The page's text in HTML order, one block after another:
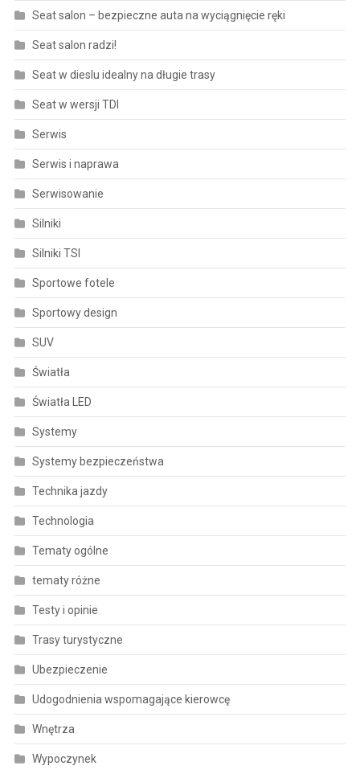
Seat salon – bezpieczne auta na wyciągnięcie ręki
Seat salon radzi!
Seat w dieslu idealny na długie trasy
Seat w wersji TDI
Serwis
Serwis i naprawa
Serwisowanie
Silniki
Silniki TSI
Sportowe fotele
Sportowy design
SUV
Światła
Światła LED
Systemy
Systemy bezpieczeństwa
Technika jazdy
Technologia
Tematy ogólne
tematy różne
Testy i opinie
Trasy turystyczne
Ubezpieczenie
Udogodnienia wspomagające kierowcę
Wnętrza
Wypoczynek